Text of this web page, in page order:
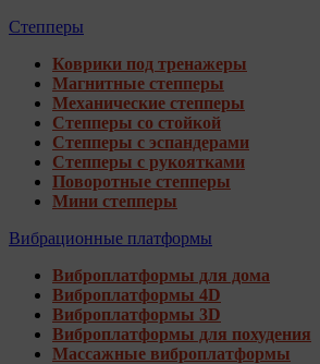
Степперы
Коврики под тренажеры
Магнитные степперы
Механические степперы
Степперы со стойкой
Степперы с эспандерами
Степперы с рукоятками
Поворотные степперы
Мини степперы
Вибрационные платформы
Виброплатформы для дома
Виброплатформы 4D
Виброплатформы 3D
Виброплатформы для похудения
Массажные виброплатформы